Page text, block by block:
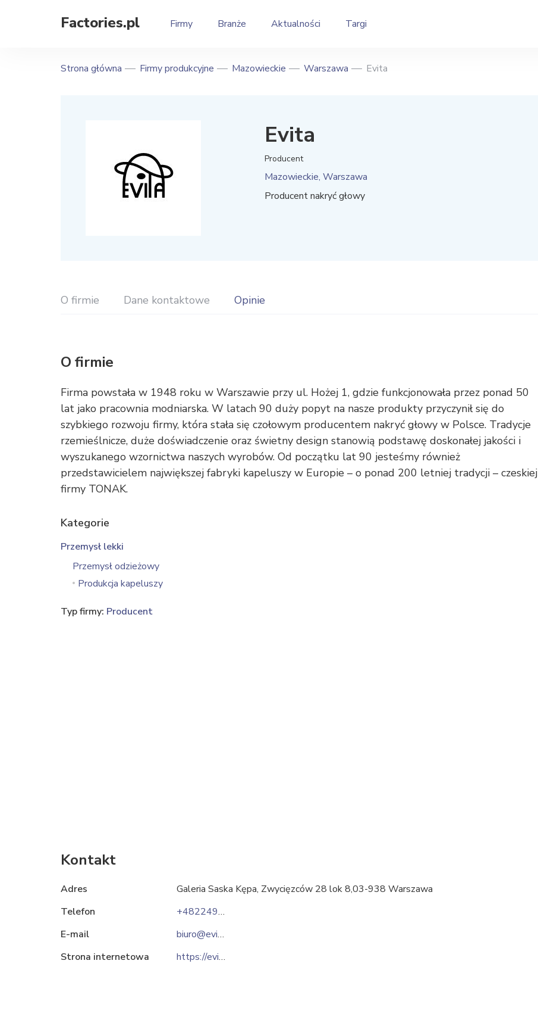
Factories.pl Firmy Branże Aktualności Targi
Strona główna Firmy produkcyjne Mazowieckie Warszawa Evita
Evita
Producent
Mazowieckie, Warszawa
Producent nakryć głowy
O firmie Dane kontaktowe Opinie
O firmie
Firma powstała w 1948 roku w Warszawie przy ul. Hożej 1, gdzie funkcjonowała przez ponad 50
lat jako pracownia modniarska. W latach 90 duży popyt na nasze produkty przyczynił się do
szybkiego rozwoju firmy, która stała się czołowym producentem nakryć głowy w Polsce. Tradycje
rzemieślnicze, duże doświadczenie oraz świetny design stanowią podstawę doskonałej jakości i
wyszukanego wzornictwa naszych wyrobów. Od początku lat 90 jesteśmy również
przedstawicielem największej fabryki kapeluszy w Europie – o ponad 200 letniej tradycji – czeskiej
firmy TONAK.
Kategorie
Przemysł lekki
Przemysł odzieżowy
Produkcja kapeluszy
Typ firmy: Producent
Kontakt
Adres
Galeria Saska Kępa, Zwycięzców 28 lok 8,03-938 Warszawa
Telefon
+48224985077
E-mail
biuro@evitahats.pl
Strona internetowa
https://evitahats.pl